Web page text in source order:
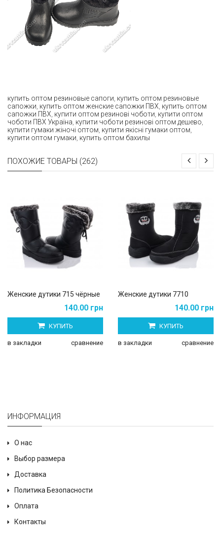
купить оптом резиновые сапоги купить оптом резиновые
сапожки купить оптом женские сапожки ПВХ купить оптом
сапожки ПВХ купити оптом резинові чоботи купити оптом
чоботи ПВХ Україна купити чоботи резинові оптом дешево
купити гумаки жіночі оптом купити якісні гумаки оптом
купити оптом гумаки купить оптом бахилы
ПОХОЖИЕ ТОВАРЫ (262)
Женские дутики 715 чёрные
140.00 грн
КУПИТЬ
в закладки сравнение
Женские дутики 7710
140.00 грн
КУПИТЬ
в закладки сравнение
ИНФОРМАЦИЯ
О нас
Выбор размера
Доставка
Политика Безопасности
Оплата
Контакты